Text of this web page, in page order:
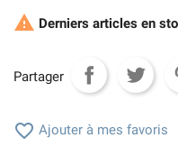
 Derniers articles en
Partager
 Ajouter à mes favoris